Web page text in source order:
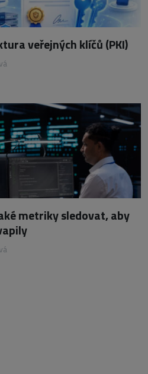
veřejných klíčů (PKI)
metriky sledovat, aby